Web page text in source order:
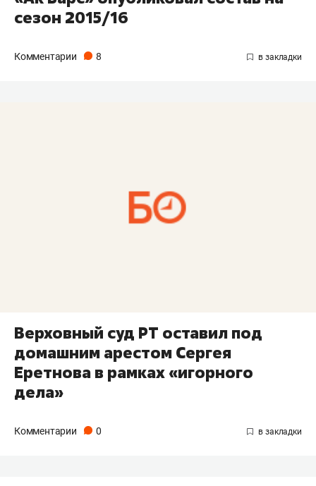
сезон 2015/16
Комментарии 8
Верховный суд РТ оставил под
домашним арестом Сергея
Еретнова в рамках «игорного
дела»
Комментарии 0